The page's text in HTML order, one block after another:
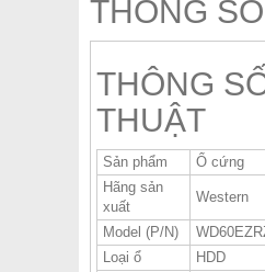
THÔNG
THÔNG
THUẬT
Sản phẩm
Ổ cứng
Hãng sản
xuất
Western
Model (P/N)
Loại ổ
HDD